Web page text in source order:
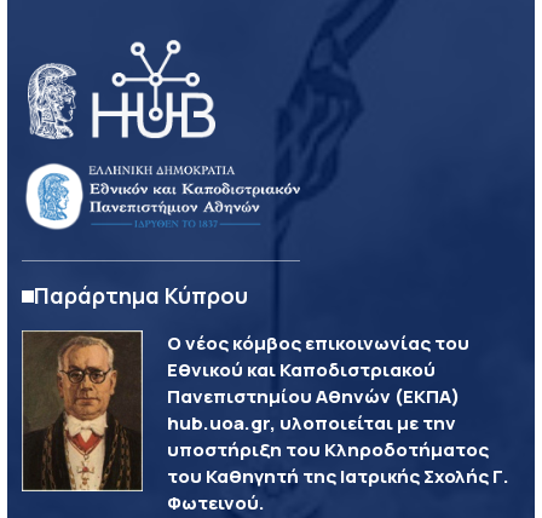
Παράρτημα Κύπρου
Ο νέος κόμβος επικοινωνίας του
Εθνικού και Καποδιστριακού
Πανεπιστημίου Αθηνών (ΕΚΠΑ)
hub.uoa.gr, υλοποιείται με την
υποστήριξη του Κληροδοτήματος
του Καθηγητή της Ιατρικής Σχολής Γ.
Φωτεινού.